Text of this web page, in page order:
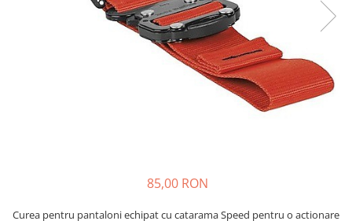
85,00 RON
Curea pentru pantaloni echipat cu cataramaSpeed pentru o actionare